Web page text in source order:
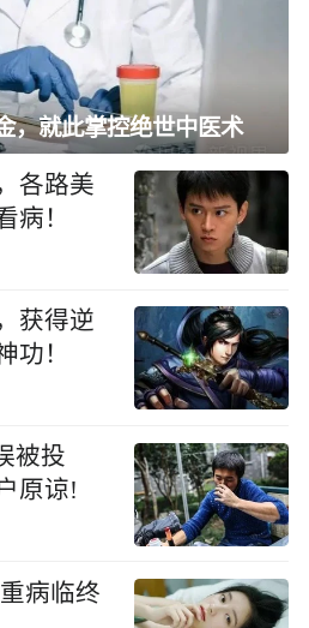
，就此掌控绝世中医术
各路美
病！
获得逆
功！
被投
原谅!
病临终